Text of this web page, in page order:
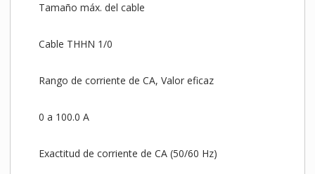
Tamaño máx. del cable
Cable THHN 1/0
Rango de corriente de CA, Valor eficaz
0 a 100.0 A
Exactitud de corriente de CA (50/60 Hz)